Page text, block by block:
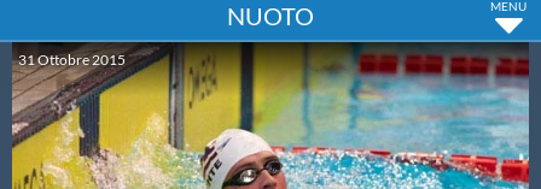
Tuffi
Artistico
NUOTO
31Ottobre2015